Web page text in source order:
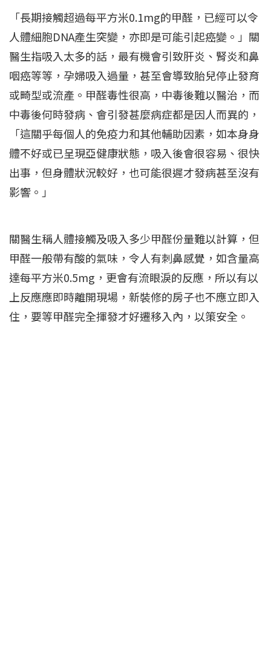
「長期接觸超過每平方米0.1mg的甲醛，已經可以令
人體細胞DNA產生突變，亦即是可能引起癌變。」關
醫生指吸入太多的話，最有機會引致肝炎、腎炎和鼻
咽癌等等，孕婦吸入過量，甚至會導致胎兒停止發育
或畸型或流產。甲醛毒性很高，中毒後難以醫治，而
中毒後何時發病、會引發甚麼病症都是因人而異的，
「這關乎每個人的免疫力和其他輔助因素，如本身身
體不好或已呈現亞健康狀態，吸入後會很容易、很快
出事，但身體狀況較好，也可能很遲才發病甚至沒有
影響。」
關醫生稱人體接觸及吸入多少甲醛份量難以計算，但
甲醛一般帶有酸的氣味，令人有刺鼻感覺，如含量高
達每平方米0.5mg，更會有流眼淚的反應，所以有以
上反應應即時離開現場，新裝修的房子也不應立即入
住，要等甲醛完全揮發才好遷移入內，以策安全。